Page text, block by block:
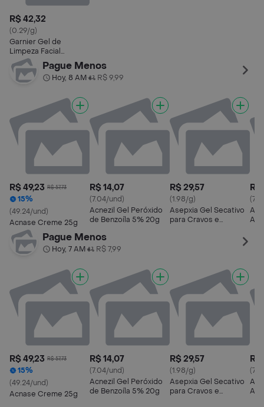
R$ 42,32
(0.29/g)
Garnier Gel de
Limpeza Facial
SkinActive Uniform &
Matte Antiacne 150g
Pague Menos
Hoy, 8 AM• R$ 9,99
R$ 49,23 R$ 57,73
15%
(49.24/und)
Acnase Creme 25g
R$ 14,07
(7.04/und)
Acnezil Gel Peróxido
de Benzoíla 5% 20g
R$ 29,57
(1.98/g)
Asepxia Gel Secativo
para Cravos e
R$
Pague Menos
Hoy, 7 AM• R$ 7,99
R$ 49,23 R$ 57,73
15%
(49.24/und)
Acnase Creme 25g
R$ 14,07
(7.04/und)
Acnezil Gel Peróxido
de Benzoíla 5% 20g
R$ 29,57
(1.98/g)
Asepxia Gel Secativo
para Cravos e
R$